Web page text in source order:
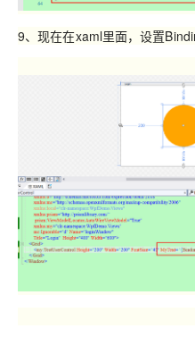
9、现在在xaml里面，设置